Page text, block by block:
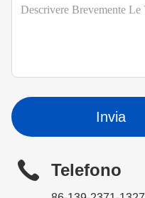
Invia
Telefono